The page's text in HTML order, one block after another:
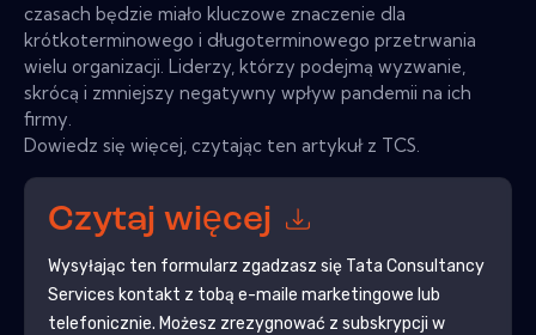
czasach będzie miało kluczowe znaczenie dla
krótkoterminowego i długoterminowego przetrwania
wielu organizacji. Liderzy, którzy podejmą wyzwanie,
skrócą i zmniejszy negatywny wpływ pandemii na ich
firmy.
Dowiedz się więcej, czytając ten artykuł z TCS.
Czytaj więcej
Wysyłając ten formularz zgadzasz się Tata Consultancy
Services kontakt z tobą e-maile marketingowe lub
telefonicznie. Możesz zrezygnować z subskrypcji w